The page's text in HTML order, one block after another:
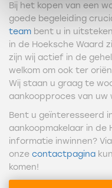
Bij het kopen van een
goede begeleiding
team bent u in
in de Hoeksche Waard
zijn wij actief in de
welkom om ook ter
Wij staan u graag te
aankoopproces van uw
Bent u geïnteresseerd
aankoopmakelaar in de
informatie inwinnen?
onze contactpagina
komen!